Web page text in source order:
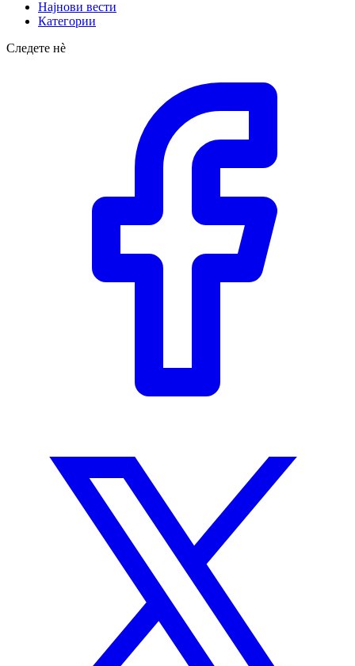
Најнови вести
Категории
Следете нè